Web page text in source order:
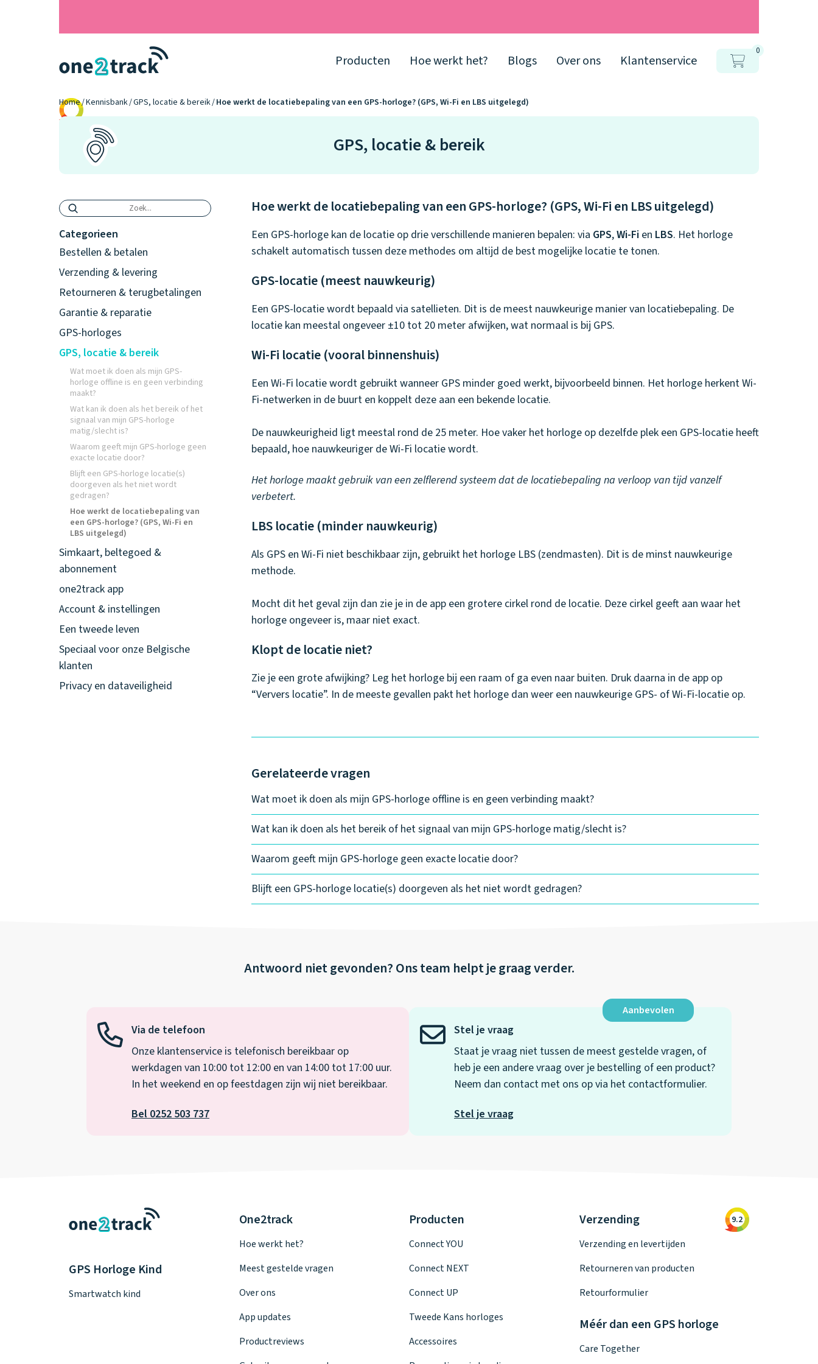
Producten Hoe werkt het? Blogs Over ons Klantenservice
0
Home Kennisbank GPS, locatie & bereik Hoe werkt de locatiebepaling van een GPS-horloge? (GPS, Wi-Fi en LBS uitgelegd)
GPS, locatie & bereik
Categorieen
Bestellen & betalen
Verzending & levering
Retourneren & terugbetalingen
Garantie & reparatie
GPS-horloges
GPS, locatie & bereik
Wat moet ik doen als mijn GPS-
horloge offline is en geen verbinding
maakt?
Wat kan ik doen als het bereik of het
signaal van mijn GPS-horloge
matig/slecht is?
Waarom geeft mijn GPS-horloge geen
exacte locatie door?
Blijft een GPS-horloge locatie(s)
doorgeven als het niet wordt
gedragen?
Hoe werkt de locatiebepaling van
een GPS-horloge? (GPS, Wi-Fi en
LBS uitgelegd)
Simkaart, beltegoed &
abonnement
one2track app
Account & instellingen
Een tweede leven
Speciaal voor onze Belgische
klanten
Privacy en dataveiligheid
Hoe werkt de locatiebepaling van een GPS-horloge? (GPS, Wi-Fi en LBS uitgelegd)
Een GPS-horloge kan de locatie op drie verschillende manieren bepalen: via GPS,Wi-Fi en LBS. Het horloge
schakelt automatisch tussen deze methodes om altijd de best mogelijke locatie te tonen.
GPS-locatie (meest nauwkeurig)
Een GPS-locatie wordt bepaald via satellieten. Dit is de meest nauwkeurige manier van locatiebepaling. De
locatie kan meestal ongeveer ±10 tot 20 meter afwijken, wat normaal is bij GPS.
Wi-Fi locatie (vooral binnenshuis)
Een Wi-Fi locatie wordt gebruikt wanneer GPS minder goed werkt, bijvoorbeeld binnen. Het horloge herkent Wi-
Fi-netwerken in de buurt en koppelt deze aan een bekende locatie.
De nauwkeurigheid ligt meestal rond de 25 meter. Hoe vaker het horloge op dezelfde plek een GPS-locatie heeft
bepaald, hoe nauwkeuriger de Wi-Fi locatie wordt.
Het horloge maakt gebruik van een zelflerend systeem dat de locatiebepaling na verloop van tijd vanzelf
verbetert.
LBS locatie (minder nauwkeurig)
Als GPS en Wi-Fi niet beschikbaar zijn, gebruikt het horloge LBS (zendmasten). Dit is de minst nauwkeurige
methode.
Mocht dit het geval zijn dan zie je in de app een grotere cirkel rond de locatie. Deze cirkel geeft aan waar het
horloge ongeveer is, maar niet exact.
Klopt de locatie niet?
Zie je een grote afwijking? Leg het horloge bij een raam of ga even naar buiten. Druk daarna in de app op
“Ververs locatie”. In de meeste gevallen pakt het horloge dan weer een nauwkeurige GPS- of Wi-Fi-locatie op.
Gerelateerde vragen
Wat moet ik doen als mijn GPS-horloge offline is en geen verbinding maakt?
Wat kan ik doen als het bereik of het signaal van mijn GPS-horloge matig/slecht is?
Waarom geeft mijn GPS-horloge geen exacte locatie door?
Blijft een GPS-horloge locatie(s) doorgeven als het niet wordt gedragen?
Antwoord niet gevonden?Ons team helpt je graag verder.
Via de telefoon
Onze klantenservice is telefonisch bereikbaar op
werkdagen van 10:00 tot 12:00 en van 14:00 tot 17:00 uur.
In het weekend en op feestdagen zijn wij niet bereikbaar.
Bel 0252 503 737
Aanbevolen
Stel je vraag
Staat je vraag niet tussen de meest gestelde vragen, of
heb je een andere vraag over je bestelling of een product?
Neem dan contact met ons op via het contactformulier.
Stel je vraag
GPS Horloge Kind
Smartwatch kind
One2track
Hoe werkt het?
Meest gestelde vragen
Over ons
App updates
Productreviews
Producten
Connect YOU
Connect NEXT
Connect UP
Tweede Kans horloges
Accessoires
Verzending
Verzending en levertijden
Retourneren van producten
Retourformulier
Méér dan een GPS horloge
Care Together
9.2